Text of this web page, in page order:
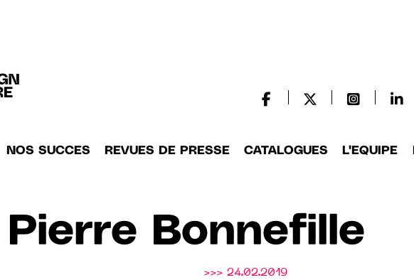
NOS SUCCES REVUES DE PRESSE CATALOGUES L'EQUIPE
Pierre Bonnefille
>>> 24.02.2019